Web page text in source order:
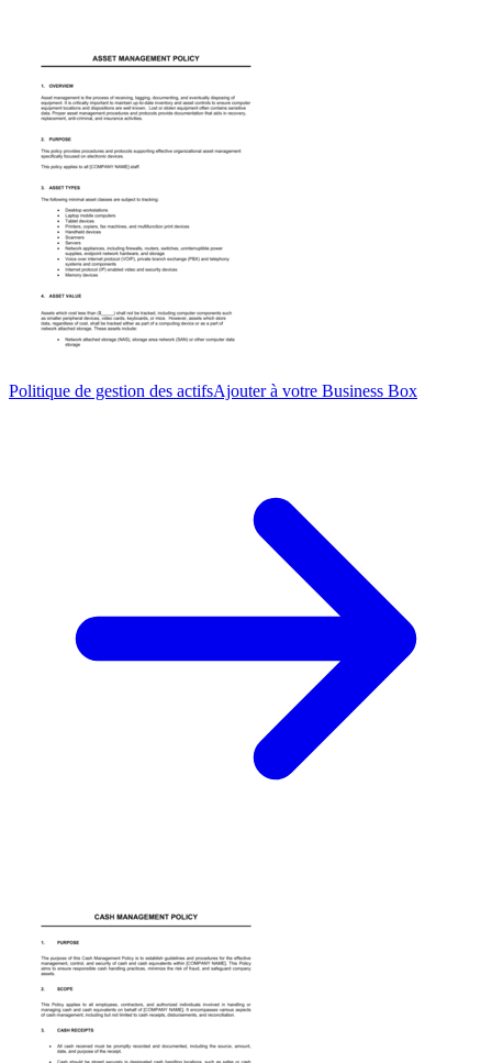
Politique de gestion des actifsAjouter à votre Business Box